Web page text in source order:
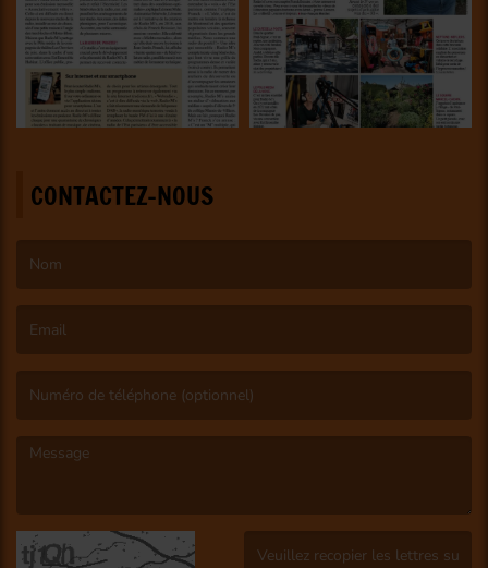
CONTACTEZ-NOUS